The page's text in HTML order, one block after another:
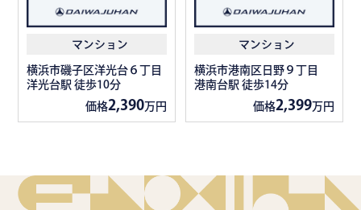
マンション
横浜市磯子区洋光台６丁目
洋光台駅 徒歩10分
価格2,390万円
マンション
横浜市港南区日野９丁目
港南台駅 徒歩14分
価格2,399万円